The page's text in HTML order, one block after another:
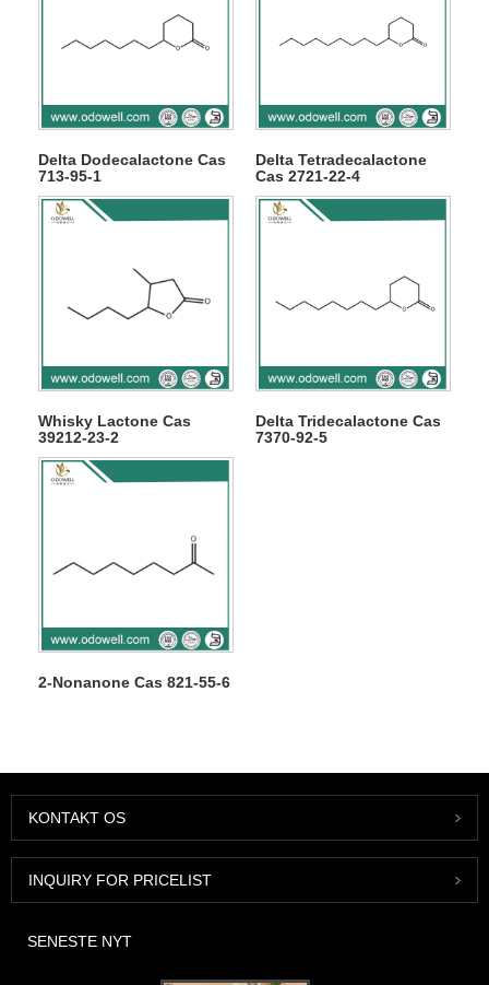
Delta Dodecalactone Cas
713-95-1
Delta Tetradecalactone
Cas 2721-22-4
Whisky Lactone Cas
39212-23-2
Delta Tridecalactone Cas
7370-92-5
2-Nonanone Cas 821-55-6
KONTAKT OS
INQUIRY FOR PRICELIST
SENESTE NYT